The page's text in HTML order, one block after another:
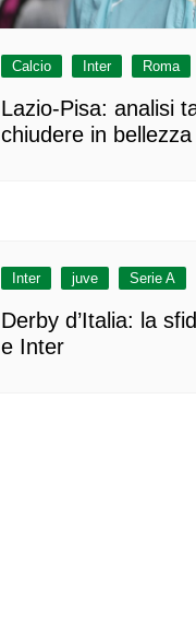
Calcio Inter Roma
Lazio-Pisa: analisi
chiudere in
Inter juve Serie A
Derby d’Italia: la
e Inter